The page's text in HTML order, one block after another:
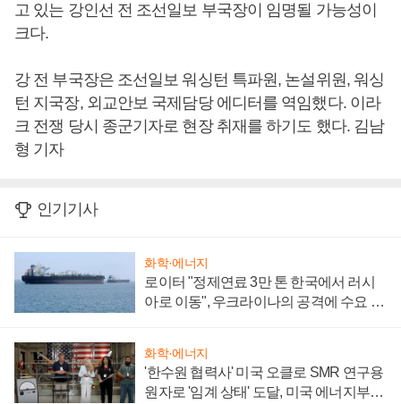
고 있는 강인선 전 조선일보 부국장이 임명될 가능성이
크다.
강 전 부국장은 조선일보 워싱턴 특파원, 논설위원, 워싱
턴 지국장, 외교안보 국제담당 에디터를 역임했다. 이라
크 전쟁 당시 종군기자로 현장 취재를 하기도 했다. 김남
형 기자
인기기사
화학·에너지
로이터 "정제연료 3만 톤 한국에서 러시
아로 이동", 우크라이나의 공격에 수요 늘
화학·에너지
'한수원 협력사' 미국 오클로 SMR 연구용
원자로 '임계 상태' 도달, 미국 에너지부